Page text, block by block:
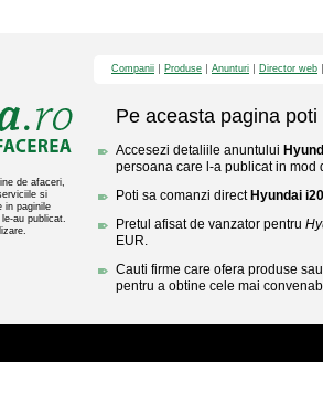
de afaceri,
si
in paginile
au publicat.
Companii Produse Anunturi Director web
Pe aceasta pagina poti
Accesezi detaliile anuntului
persoana care l-a publicat in mod
Poti sa comanzi direct Hyundai i20
Pretul afisat de vanzator pentru
EUR.
Cauti firme care ofera produse
pentru a obtine cele mai